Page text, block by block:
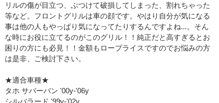
リルの傷が目立つ、ぶつけて破損してしまった、割れちゃった
等など。フロントグリルは車の顔です。やはり自分が気になる
事は他の人もやっぱり気になってたりするんですよね...。そん
な時にお役に立てるのがこのグリル！！純正だと高すぎるとお
困りの方にも必見！！金額もロープライスですのでお悩みの方
は是非、ご検討下さい。
★適合車種★
タホ サバーバン '00y-'06y
シルバラード '99y-'02y